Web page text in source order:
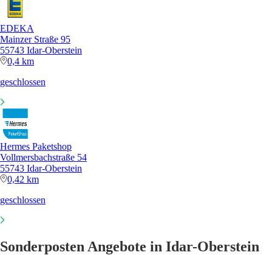
EDEKA
Mainzer Straße 95
55743 Idar-Oberstein
0,4 km
geschlossen
Hermes Paketshop
Vollmersbachstraße 54
55743 Idar-Oberstein
0,42 km
geschlossen
Sonderposten Angebote in Idar-Oberstein